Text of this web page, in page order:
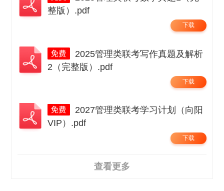
整版）.pdf
下载
2（完整版）.pdf
下载
VIP）.pdf
下载
查看更多